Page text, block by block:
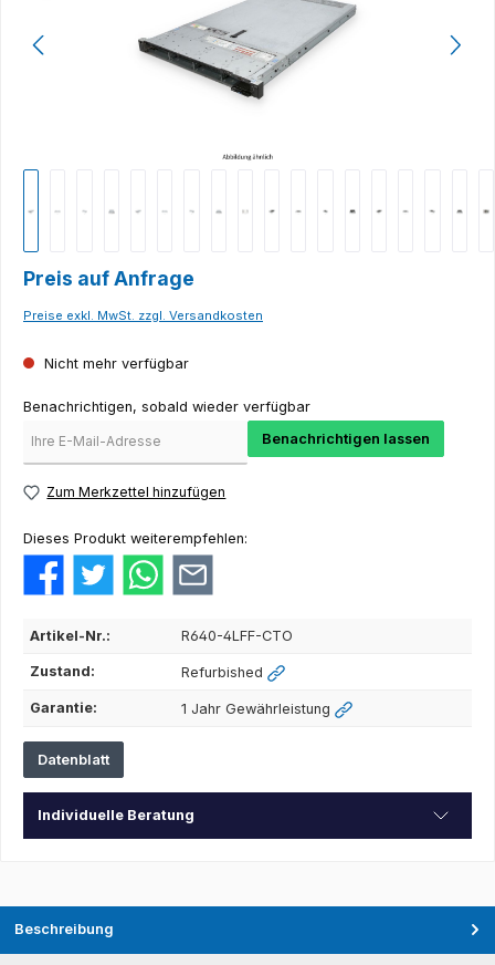
Preis auf Anfrage
Preise exkl. MwSt. zzgl. Versandkosten
Nicht mehr verfügbar
Benachrichtigen, sobald wieder verfügbar
Benachrichtigen lassen
Zum Merkzettel hinzufügen
Dieses Produkt weiterempfehlen:
Artikel-Nr.: R640-4LFF-CTO
Zustand: Refurbished
Garantie: 1 Jahr Gewährleistung
Datenblatt
Individuelle Beratung
Beschreibung